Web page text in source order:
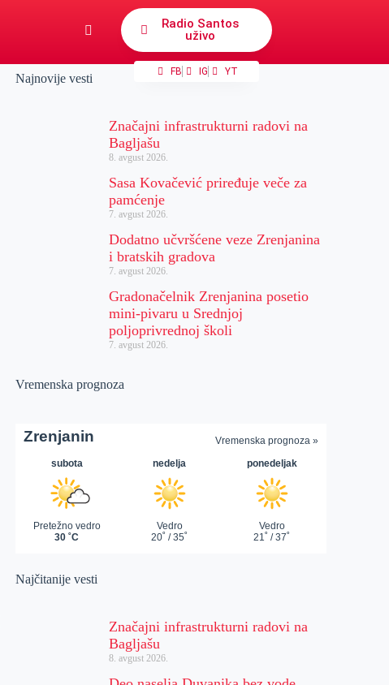
Radio Santos
uživo
FB IG YT
Najnovije vesti
Značajni infrastrukturni radovi na
Bagljašu
8. avgust 2026.
Sasa Kovačević priređuje veče za
pamćenje
7. avgust 2026.
Dodatno učvršćene veze Zrenjanina
i bratskih gradova
7. avgust 2026.
Gradonačelnik Zrenjanina posetio
mini-pivaru u Srednjoj
poljoprivrednoj školi
7. avgust 2026.
Vremenska prognoza
Najčitanije vesti
Značajni infrastrukturni radovi na
Bagljašu
8. avgust 2026.